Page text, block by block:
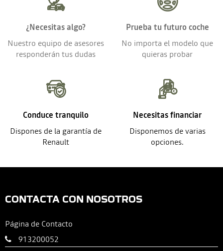
¿Necesitas algo?
Nuestro equipo de asesores
responderán tus dudas
Prueba tu futuro coche
No importa el modelo que
quieras probar
Conduce tranquilo
Dispones de la garantía de
Renault
Necesitas financiar
Disponemos de varias
opciones.
CONTACTA CON NOSOTROS
Página de Contacto
913200052